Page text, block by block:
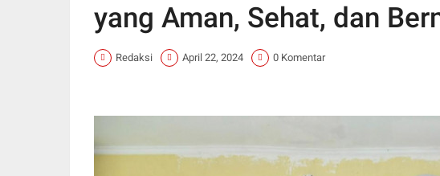
yang Aman, Sehat, dan
Redaksi April 22, 2024 0 Komentar